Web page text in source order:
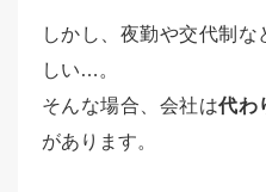
しかし、夜勤や交代制
しい…。
そんな場合、会社は代わ
があります。